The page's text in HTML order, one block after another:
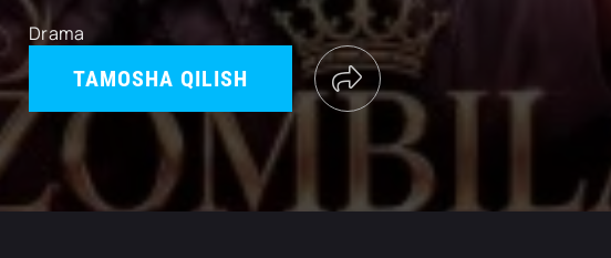
Drama
TAMOSHA QILISH